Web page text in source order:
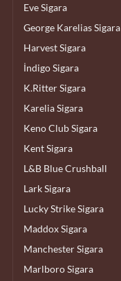
Eve Sigara
George Karelias Sigara
Harvest Sigara
İndigo Sigara
K.Ritter Sigara
Karelia Sigara
Keno Club Sigara
Kent Sigara
L&B Blue Crushball
Lark Sigara
Lucky Strike Sigara
Maddox Sigara
Manchester Sigara
Marlboro Sigara